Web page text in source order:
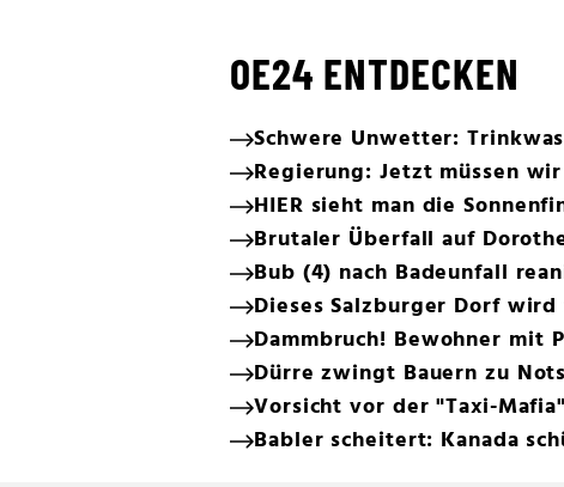
OE24 ENTDECKEN
Schwere Unwetter:
Regierung: Jetzt müssen
HIER sieht man die
Brutaler Überfall auf
Bub (4) nach Badeunfall
Dieses Salzburger Dorf
Dammbruch! Bewohner mit
Dürre zwingt Bauern zu
Vorsicht vor der "Taxi-
Babler scheitert: Kanada